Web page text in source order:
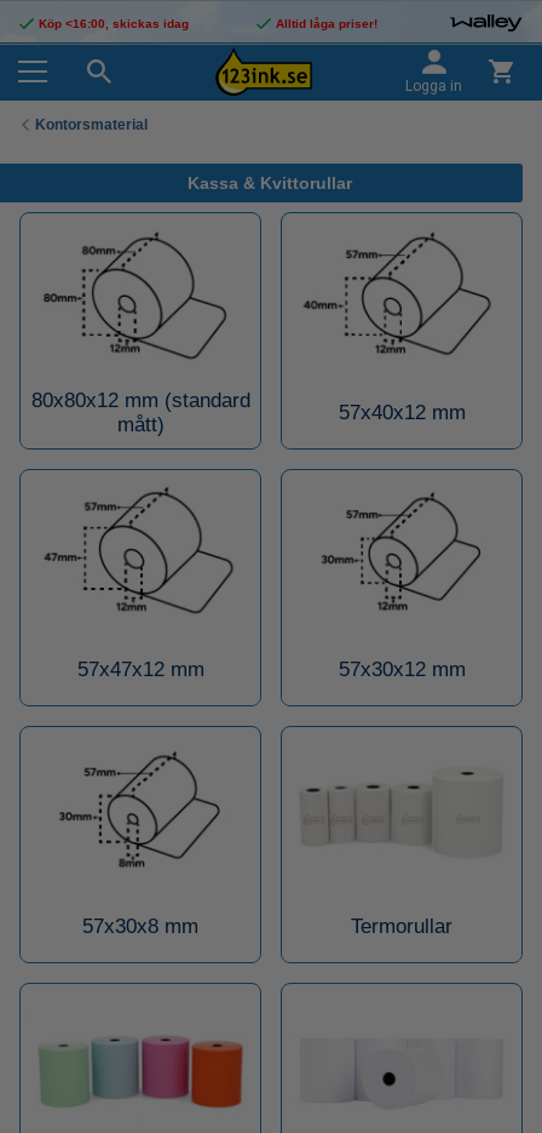
Köp <16:00, skickas idag Alltid låga priser!
Logga in
Kontorsmaterial
Kassa & Kvittorullar
80x80x12 mm (standard
mått)
57x40x12 mm
57x47x12 mm 57x30x12 mm
57x30x8 mm Termorullar